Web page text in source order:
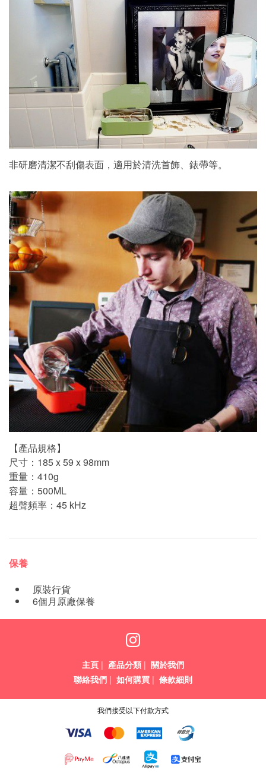
非研磨清潔不刮傷表面，適用於清洗首飾、錶帶等。
【產品規格】
尺寸：185 x 59 x 98mm
重量：410g
容量：500ML
超聲頻率：45 kHz
保養
原裝行貨
6個月原廠保養
主頁 | 產品分類 | 關於我們
聯絡我們 | 如何購買 | 條款細則
我們接受以下付款方式